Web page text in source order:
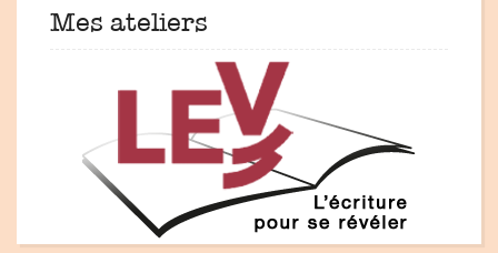
Mes ateliers